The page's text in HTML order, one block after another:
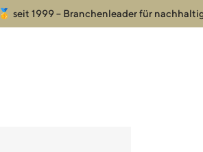
🥇 seit 1999 – Branchenleader für